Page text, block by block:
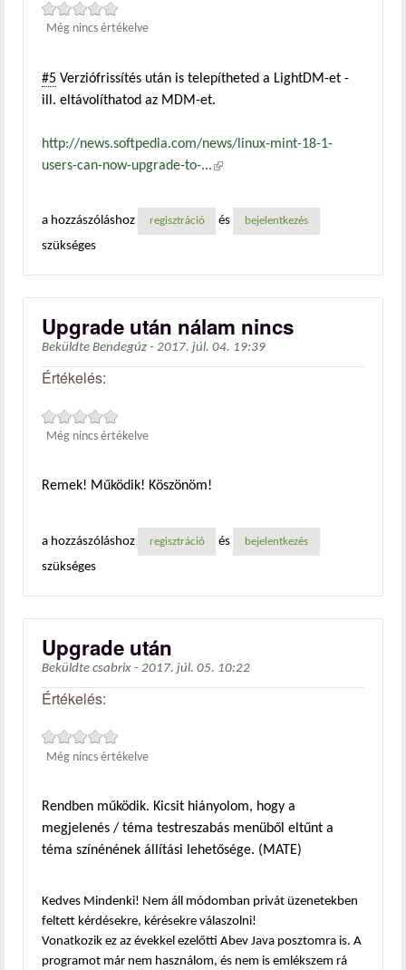
Még nincs értékelve
#5 Verziófrissítés után is telepítheted a LightDM-et -
ill. eltávolíthatod az MDM-et.
http://news.softpedia.com/news/linux-mint-18-1-
users-can-now-upgrade-to-...(külső hivatkozás)
a hozzászóláshoz regisztráció és bejelentkezés
szükséges
Upgrade után nálam nincs
Beküldte Bendegúz - 2017. júl. 04. 19:39
Értékelés:
Még nincs értékelve
Remek! Működik! Köszönöm!
a hozzászóláshoz regisztráció és bejelentkezés
szükséges
Upgrade után
Beküldte csabrix - 2017. júl. 05. 10:22
Értékelés:
Még nincs értékelve
Rendben működik. Kicsit hiányolom, hogy a
megjelenés / téma testreszabás menüből eltűnt a
téma színénének állítási lehetősége. (MATE)
Kedves Mindenki! Nem áll módomban privát üzenetekben
feltett kérdésekre, kérésekre válaszolni!
Vonatkozik ez az évekkel ezelőtti Abev Java posztomra is. A
programot már nem használom, és nem is emlékszem rá